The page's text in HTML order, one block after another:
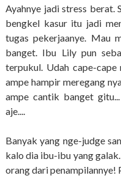
Ayahnye jadi stress berat.
bengkel kasur itu jadi
tugas pekerjaanye. Mau
banget. Ibu Lily pun
terpukul. Udah cape-cape
ampe hampir meregang
ampe cantik banget
aje....
Banyak yang nge-judge
kalo dia ibu-ibu yang
orang dari penampilannye!